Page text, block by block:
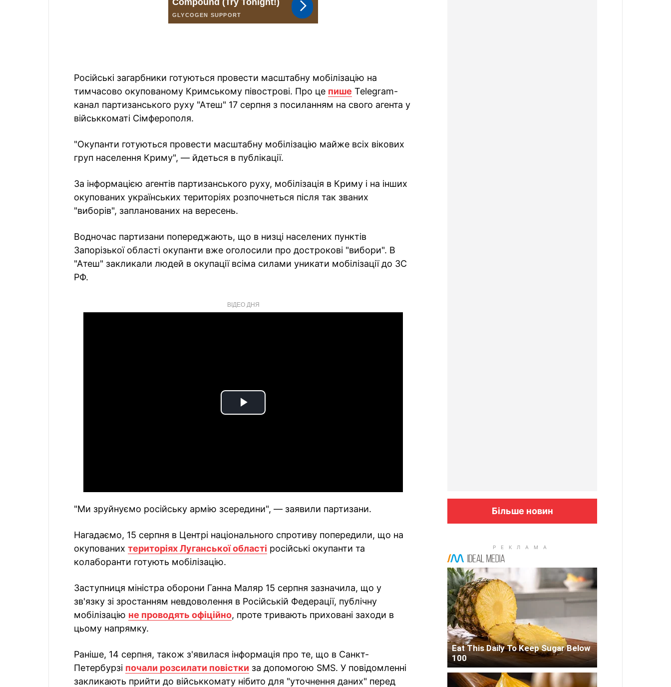
Російські загарбники готуються провести масштабну мобілізацію на
тимчасово окупованому Кримському півострові. Про це пише Telegram-
канал партизанського руху "Атеш" 17 серпня з посиланням на свого агента у
військкоматі Сімферополя.
"Окупанти готуються провести масштабну мобілізацію майже всіх вікових
груп населення Криму", — йдеться в публікації.
За інформацією агентів партизанського руху, мобілізація в Криму і на інших
окупованих українських територіях розпочнеться після так званих
"виборів", запланованих на вересень.
Водночас партизани попереджають, що в низці населених пунктів
Запорізької області окупанти вже оголосили про дострокові "вибори". В
"Атеш" закликали людей в окупації всіма силами уникати мобілізації до ЗС
РФ.
ВІДЕО ДНЯ
Play
"Ми зруйнуємо російську армію зсередини", — заявили партизани.
Нагадаємо, 15 серпня в Центрі національного спротиву попередили, що на
окупованих територіях Луганської області російські окупанти та
колаборанти готують мобілізацію.
Заступниця міністра оборони Ганна Маляр 15 серпня зазначила, що у
зв'язку зі зростанням невдоволення в Російській Федерації, публічну
мобілізацію не проводять офіційно, проте тривають приховані заходи в
цьому напрямку.
Раніше, 14 серпня, також з'явилася інформація про те, що в Санкт-
Петербурзі почали розсилати повістки за допомогою SMS. У повідомленні
закликають прийти до військкомату нібито для "уточнення даних" перед
Більше новин
Eat This Daily To Keep Sugar Below
100